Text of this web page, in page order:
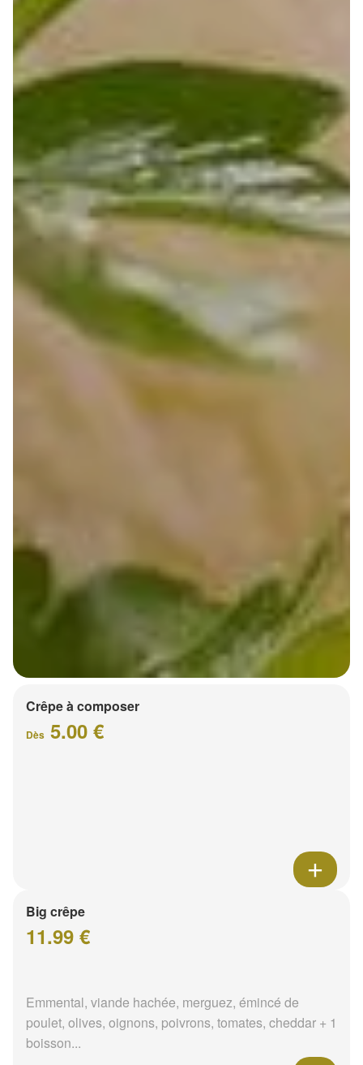
Crêpe à composer
Dès 5.00 €
Big crêpe
11.99 €
Emmental, viande hachée, merguez, émincé de
poulet, olives, oignons, poivrons, tomates, cheddar + 1
boisson...